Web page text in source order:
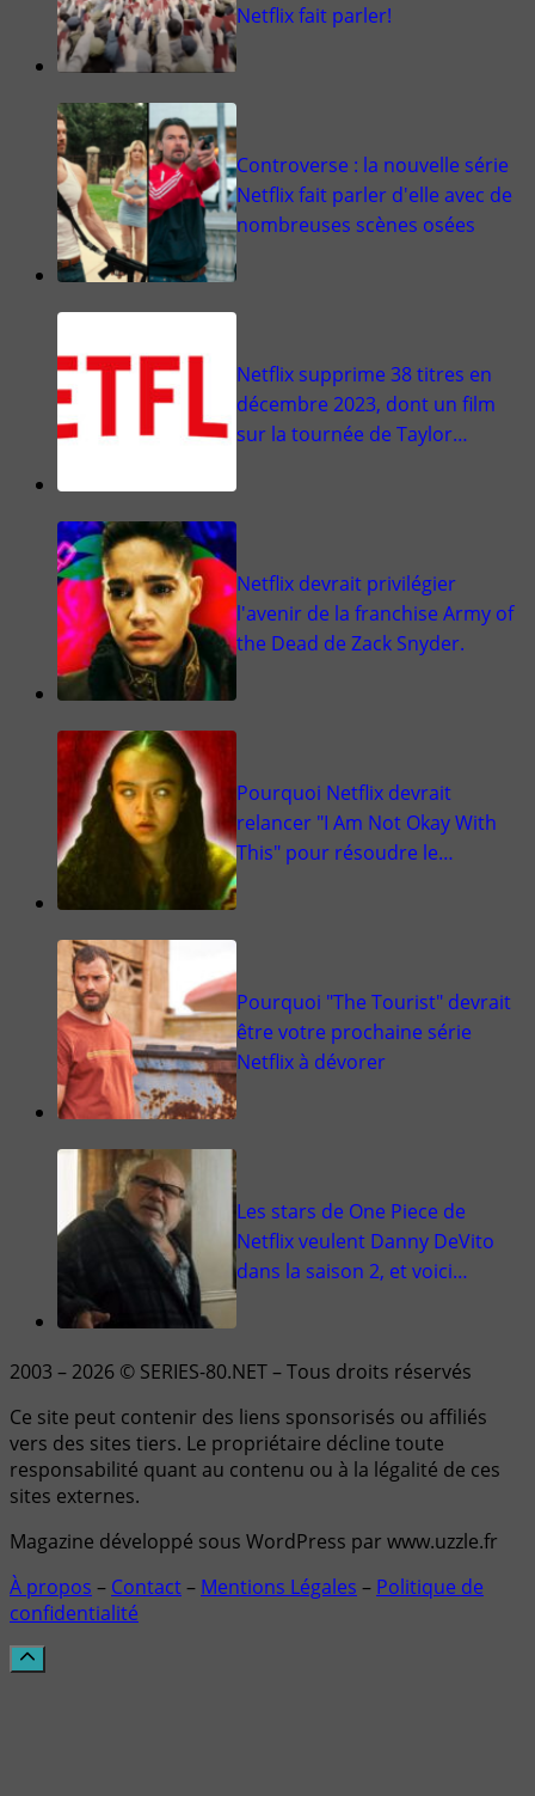
Netflix fait parler!
Controverse : la nouvelle série
Netflix fait parler d'elle avec de
nombreuses scènes osées
Netflix supprime 38 titres en
décembre 2023, dont un film
sur la tournée de Taylor…
Netflix devrait privilégier
l'avenir de la franchise Army of
the Dead de Zack Snyder.
Pourquoi Netflix devrait
relancer "I Am Not Okay With
This" pour résoudre le…
Pourquoi "The Tourist" devrait
être votre prochaine série
Netflix à dévorer
Les stars de One Piece de
Netflix veulent Danny DeVito
dans la saison 2, et voici…
2003 – 2026 © SERIES-80.NET – Tous droits réservés
Ce site peut contenir des liens sponsorisés ou affiliés
vers des sites tiers. Le propriétaire décline toute
responsabilité quant au contenu ou à la légalité de ces
sites externes.
Magazine développé sous WordPress par www.uzzle.fr
À propos – Contact– Mentions Légales – Politique de
confidentialité